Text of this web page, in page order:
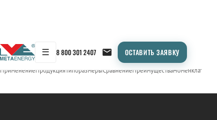
☰ 8 800 301 2407 ОСТАВИТЬ ЗАЯВКУ
← Продукция/ТОКОПРОВОД
ПрименениеПродукцияТипоразмерыСравнениеПреимуществаНоменклатура